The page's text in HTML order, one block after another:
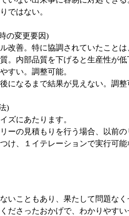
ではない。
の変更要因)
改善。特に協調されていたこと
。内部品質を下げると生産性が低
すい。調整可能。
になるまで結果が見えない。調整
)
ズにあたります。
ーの見積もりを行う場合、以前の
け、１イテレーションで実行可
いこともあり、果たして問題な
ださったおかげで、わかりやすい